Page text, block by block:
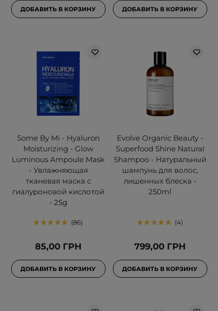
ДОБАВИТЬ В КОРЗИНУ ДОБАВИТЬ В КОРЗИНУ
Some By Mi - Hyaluron
Moisturizing - Glow
Luminous Ampoule Mask
- Увлажняющая
тканевая маска с
гиалуроновой кислотой
- 25g
86
85,00 ГРН
ДОБАВИТЬ В КОРЗИНУ
Evolve Organic Beauty -
Superfood Shine Natural
Shampoo - Натуральный
шампунь для волос,
лишенных блеска -
250ml
4
799,00 ГРН
ДОБАВИТЬ В КОРЗИНУ